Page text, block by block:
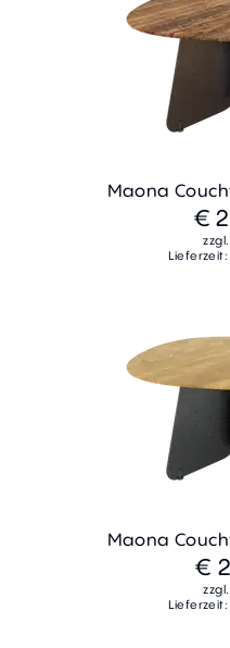
Maona
€
Lieferzeit:
Maona
€
Lieferzeit: